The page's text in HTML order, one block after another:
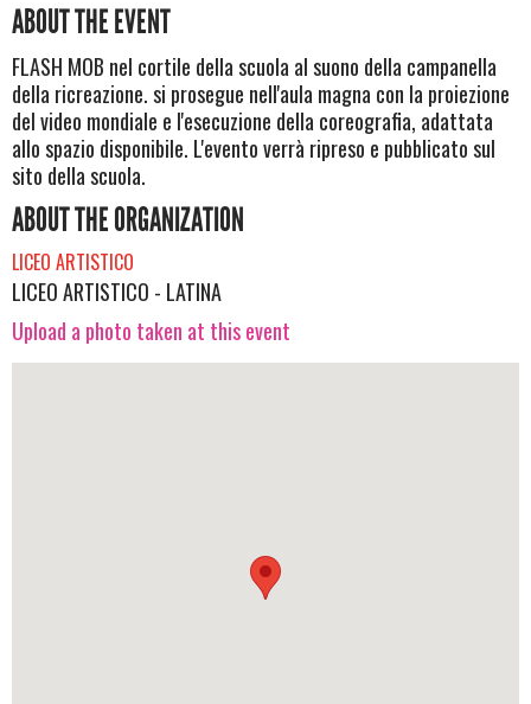
ABOUT THE EVENT
FLASH MOB nel cortile della scuola al suono della campanella
della ricreazione. si prosegue nell'aula magna con la proiezione
del video mondiale e l'esecuzione della coreografia, adattata
allo spazio disponibile. L'evento verrà ripreso e pubblicato sul
sito della scuola.
ABOUT THE ORGANIZATION
LICEO ARTISTICO
LICEO ARTISTICO - LATINA
Upload a photo taken at this event